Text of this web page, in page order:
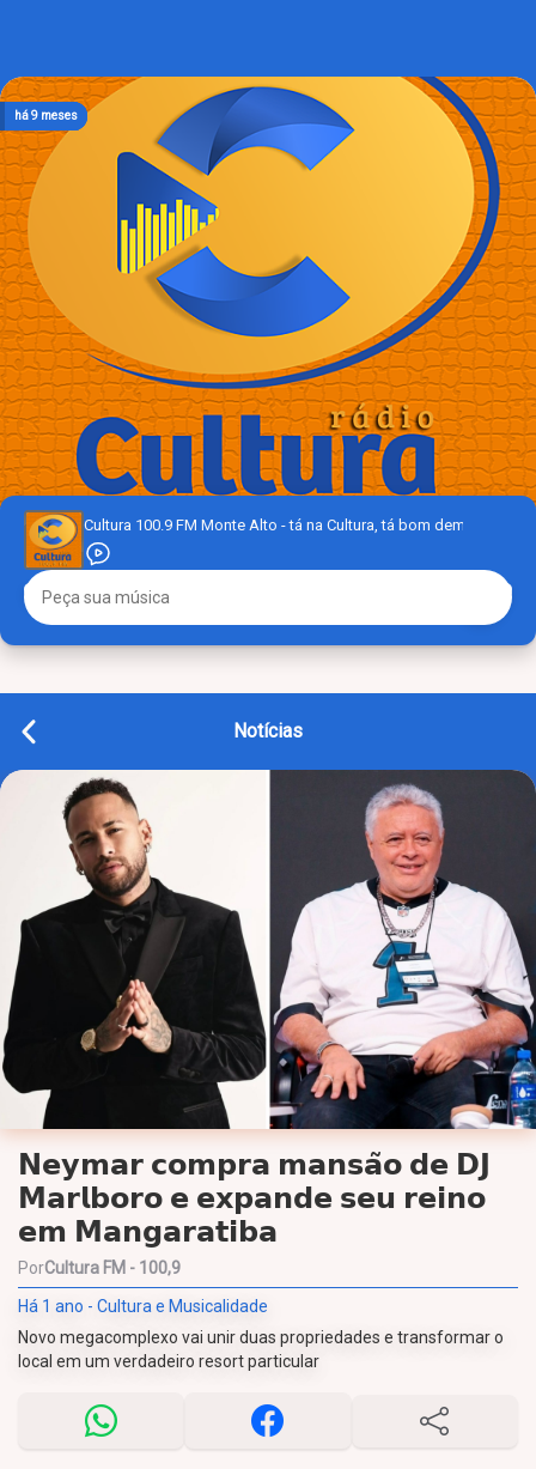
Cultura 100.9 FM Monte Alto - tá na Cultura, tá bom demais!
Notícias
𝗡𝗲𝘆𝗺𝗮𝗿 𝗰𝗼𝗺𝗽𝗿𝗮 𝗺𝗮𝗻𝘀𝗮̃𝗼 𝗱𝗲 𝗗𝗝
𝗠𝗮𝗿𝗹𝗯𝗼𝗿𝗼 𝗲 𝗲𝘅𝗽𝗮𝗻𝗱𝗲 𝘀𝗲𝘂 𝗿𝗲𝗶𝗻𝗼
𝗲𝗺 𝗠𝗮𝗻𝗴𝗮𝗿𝗮𝘁𝗶𝗯𝗮
PorCultura FM - 100,9
Há 1 ano - Cultura e Musicalidade
Novo megacomplexo vai unir duas propriedades e transformar o
local em um verdadeiro resort particular
há 9 meses
há 9 meses
há 9 meses
há 9 meses
há 9 meses